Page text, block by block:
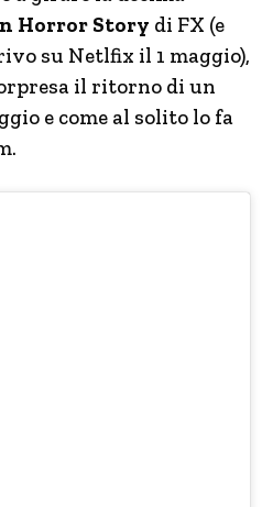
Horror Story di FX (e
su Netlfix il 1 maggio),
il ritorno di un
e come al solito lo fa